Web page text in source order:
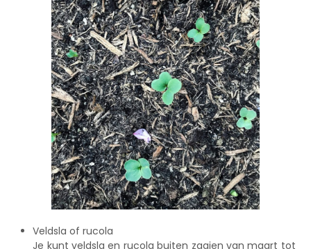
Veldsla of rucola
Je kunt veldsla en rucola buiten zaaien van maart tot